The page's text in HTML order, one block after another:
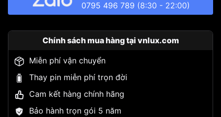
0795 496 789 (8:30 - 22:00)
Chính sách mua hàng tại vnlux.com
Miễn phí vận chuyển
Thay pin miễn phí trọn đời
Cam kết hàng chính hãng
Bảo hành trọn gói 5 năm